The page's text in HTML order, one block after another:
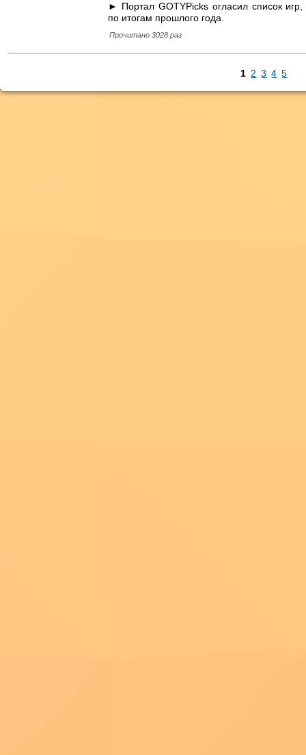
► Портал GOTYPicks огласил список
по итогам прошлого года.
Прочитано 3028 раз
1 2 3 4 5